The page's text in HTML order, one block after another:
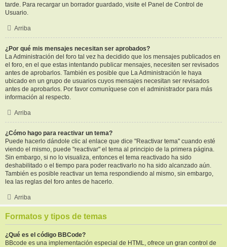
tarde. Para recargar un borrador guardado, visite el Panel de Control de
Usuario.
Arriba
¿Por qué mis mensajes necesitan ser aprobados?
La Administración del foro tal vez ha decidido que los mensajes publicados en
el foro, en el que estas intentando publicar mensajes, necesiten ser revisados
antes de aprobarlos. También es posible que La Administración le haya
ubicado en un grupo de usuarios cuyos mensajes necesitan ser revisados
antes de aprobarlos. Por favor comuníquese con el administrador para más
información al respecto.
Arriba
¿Cómo hago para reactivar un tema?
Puede hacerlo dándole clic al enlace que dice "Reactivar tema" cuando esté
viendo el mismo, puede "reactivar" el tema al principio de la primera página.
Sin embargo, si no lo visualiza, entonces el tema reactivado ha sido
deshabilitado o el tiempo para poder reactivarlo no ha sido alcanzado aún.
También es posible reactivar un tema respondiendo al mismo, sin embargo,
lea las reglas del foro antes de hacerlo.
Arriba
Formatos y tipos de temas
¿Qué es el código BBCode?
BBcode es una implementación especial de HTML, ofrece un gran control de